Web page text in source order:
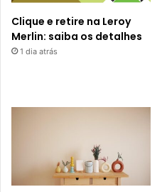
Clique e retire na Leroy
Merlin: saiba os detalhes
1 dia atrás